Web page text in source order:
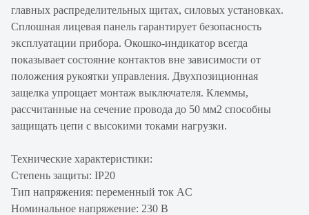
главных распределительных щитах, силовых установках.
Сплошная лицевая панель гарантирует безопасность
эксплуатации прибора. Окошко-индикатор всегда
показывает состояние контактов вне зависимости от
положения рукоятки управления. Двухпозиционная
защелка упрощает монтаж выключателя. Клеммы,
рассчитанные на сечение провода до 50 мм2 способны
защищать цепи с высокими токами нагрузки.
Технические характеристики:
Степень защиты: IP20
Тип напряжения: переменный ток AC
Номинальное напряжение: 230 В